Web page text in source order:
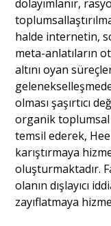
dolayımlanır,
halde internetin,
meta-anlatıların
altını oyan
olması şaşırtıcı
organik toplumsal
temsil ederek,
karıştırmaya
oluşturmaktadır.
olanın dışlayıcı
zayıflatmaya